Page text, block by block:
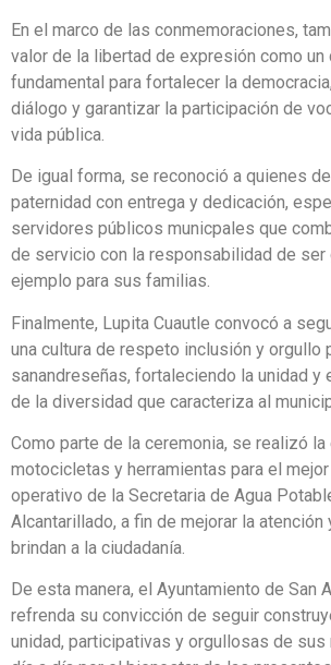
En el marco de las conmemoraciones,
valor de la libertad de expresión como un
fundamental para fortalecer la
diálogo y garantizar la participación de
vida pública.
De igual forma, se reconoció a quienes
paternidad con entrega y dedicación,
servidores públicos municpales que
de servicio con la responsabilidad de ser
ejemplo para sus familias.
Finalmente, Lupita Cuautle convocó a
una cultura de respeto inclusión y orgullo
sanandreseñas, fortaleciendo la unidad y
de la diversidad que caracteriza al
Como parte de la ceremonia, se realizó
motocicletas y herramientas para el
operativo de la Secretaria de Agua
Alcantarillado, a fin de mejorar la
brindan a la ciudadanía.
De esta manera, el Ayuntamiento de San
refrenda su convicción de seguir
unidad, participativas y orgullosas de sus